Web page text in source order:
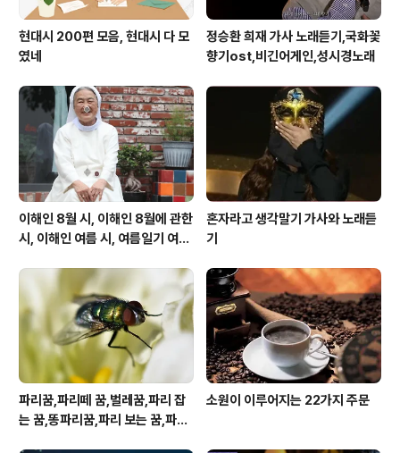
현대시 200편 모음, 현대시 다 모
였네
정승환 희재 가사 노래듣기,국화꽃
향기ost,비긴어게인,성시경노래
이해인 8월 시, 이해인 8월에 관한
시, 이해인 여름 시, 여름일기 여름
혼자라고 생각말기 가사와 노래듣
기
파리꿈,파리떼 꿈,벌레꿈,파리 잡
는 꿈,똥파리꿈,파리 보는 꿈,파리
소원이 이루어지는 22가지 주문